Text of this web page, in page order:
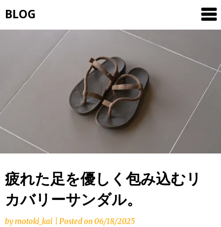
to
content
BLOG
疲れた足を優しく包み込むリ
カバリーサンダル。
bymotoki_kai Posted on06/18/2025